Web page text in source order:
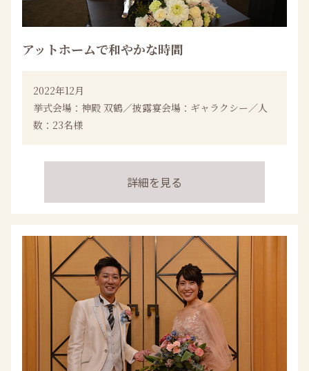
アットホームで和やかな時間
2022年12月
挙式会場：神殿 双鶴／披露宴会場：ギャラクシー／人
数：23名様
詳細を見る